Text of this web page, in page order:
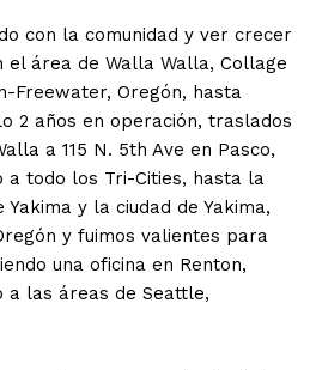
con la comunidad y ver crecer
el área de Walla Walla, Collage
Freewater, Oregón, hasta
2 años en operación, traslados
a 115 N. 5th Ave en Pasco,
a todo los Tri-Cities, hasta la
y la ciudad de Yakima,
y fuimos valientes para
una oficina en Renton,
a las áreas de Seattle,